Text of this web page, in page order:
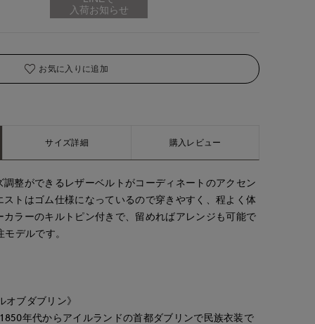
お気に入りに追加
サイズ詳細 購入レビュー
整ができるレザーベルトがコーディネートのアクセン
ストはゴム仕様になっているので穿きやすく、程よく体
ラーのキルトピン付きで、留めればアレンジも可能で
デルです。
ブダブリン》
年代からアイルランドの首都ダブリンで民族衣装で